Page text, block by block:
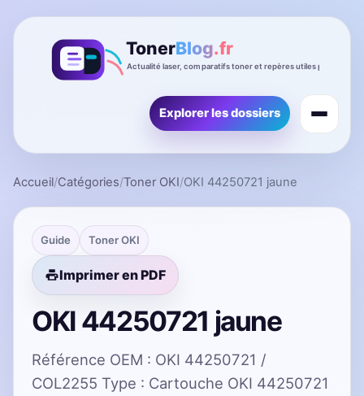
Explorer les dossiers
Accueil/Catégories/Toner OKI/OKI 44250721 jaune
Guide Toner OKI
Imprimer en PDF
OKI 44250721 jaune
Référence OEM : OKI 44250721 /
COL2255 Type : Cartouche OKI 44250721